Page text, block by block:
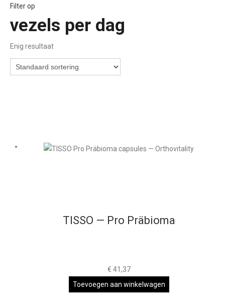
Filter op
vezels per dag
Enig resultaat
TISSO — Pro Präbioma
€ 41,37
Toevoegen aan winkelwagen